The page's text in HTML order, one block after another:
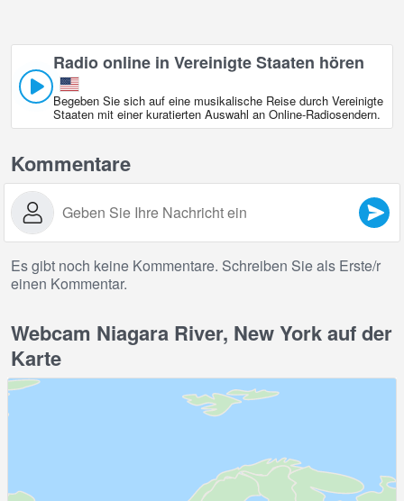
Radio online in Vereinigte Staaten hören
Begeben Sie sich auf eine musikalische Reise durch Vereinigte
Staaten mit einer kuratierten Auswahl an Online‑Radiosendern.
Kommentare
Es gibt noch keine Kommentare. Schreiben Sie als Erste/r
einen Kommentar.
Webcam Niagara River, New York auf der
Karte